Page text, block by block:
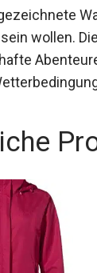
soliden
wollen.